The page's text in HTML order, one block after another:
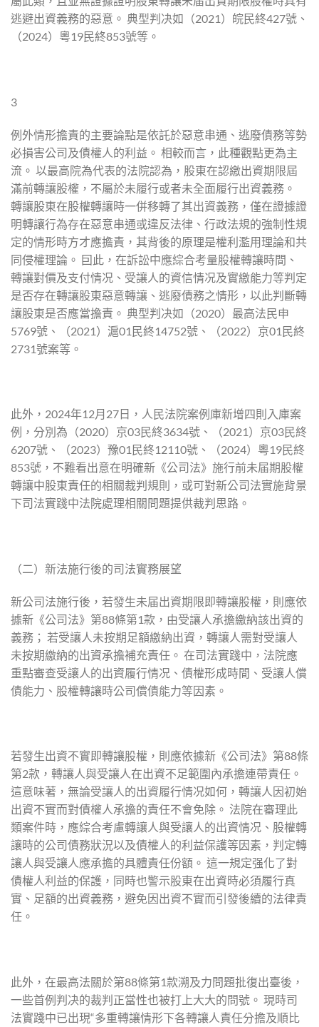
逃避出資義務的惡意。 典型判决如（2021）皖民終427號、
（2024）粵19民終853號等。
3
例外情形擔責的主要論點是依託於惡意串通、逃廢債務等勢
必損害公司及債權人的利益。 相較而言，此種觀點更為主
流。 以最高院為代表的法院認為，股東在認繳出資期限屆
滿前轉讓股權，不屬於未履行或者未全面履行出資義務。
轉讓股東在股權轉讓時一併移轉了其出資義務，僅在證據證
明轉讓行為存在惡意串通或違反法律、行政法規的強制性規
定的情形時方才應擔責，其背後的原理是權利濫用理論和共
同侵權理論。 囙此，在訴訟中應綜合考量股權轉讓時間、
轉讓對價及支付情况、受讓人的資信情况及實繳能力等判定
是否存在轉讓股東惡意轉讓、逃廢債務之情形，以此判斷轉
讓股東是否應當擔責。 典型判决如（2020）最高法民申
5769號、（2021）滬01民終14752號、（2022）京01民終
2731號案等。
此外，2024年12月27日，人民法院案例庫新增四則入庫案
例，分別為（2020）京03民終3634號、（2021）京03民終
6207號、（2023）豫01民終12110號、（2024）粵19民終
853號，不難看出意在明確新《公司法》施行前未届期股權
轉讓中股東責任的相關裁判規則，或可對新公司法實施背景
下司法實踐中法院處理相關問題提供裁判思路。
（二）新法施行後的司法實務展望
新公司法施行後，若發生未届出資期限即轉讓股權，則應依
據新《公司法》第88條第1款，由受讓人承擔繳納該出資的
義務； 若受讓人未按期足額繳納出資，轉讓人需對受讓人
未按期繳納的出資承擔補充責任。 在司法實踐中，法院應
重點審查受讓人的出資履行情况、債權形成時間、受讓人償
債能力、股權轉讓時公司償債能力等因素。
若發生出資不實即轉讓股權，則應依據新《公司法》第88條
第2款，轉讓人與受讓人在出資不足範圍內承擔連帶責任。
這意味著，無論受讓人的出資履行情况如何，轉讓人因初始
出資不實而對債權人承擔的責任不會免除。 法院在審理此
類案件時，應綜合考慮轉讓人與受讓人的出資情况、股權轉
讓時的公司債務狀況以及債權人的利益保護等因素，判定轉
讓人與受讓人應承擔的具體責任份額。 這一規定强化了對
債權人利益的保護，同時也警示股東在出資時必須履行真
實、足額的出資義務，避免因出資不實而引發後續的法律責
任。
此外，在最高法關於第88條第1款溯及力問題批復出臺後，
一些首例判决的裁判正當性也被打上大大的問號。 現時司
法實踐中已出現“多重轉讓情形下各轉讓人責任分擔及順比